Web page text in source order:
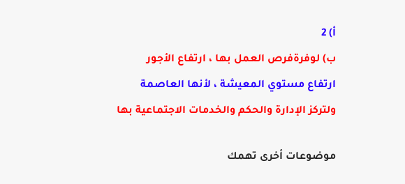
أ) 2
ب) لوفرةفرص العمل بها ، ارتفاع الأجور
ارتفاع مستوي المعيشة ، لأنها العاصمة
ولتركز الإدارة والحكم والخدمات الاجتماعية بها
موضوعات أخرى تهمك